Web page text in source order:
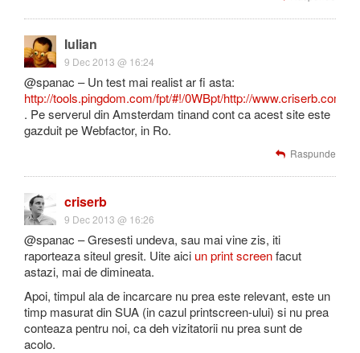
Iulian
9 Dec 2013 @ 16:24
@spanac – Un test mai realist ar fi asta:
http://tools.pingdom.com/fpt/#!/0WBpt/http://www.criserb.com/
. Pe serverul din Amsterdam tinand cont ca acest site este
gazduit pe Webfactor, in Ro.
Raspunde
criserb
9 Dec 2013 @ 16:26
@spanac – Gresesti undeva, sau mai vine zis, iti
raporteaza siteul gresit. Uite aici un print screenfacut
astazi, mai de dimineata.
Apoi, timpul ala de incarcare nu prea este relevant, este un
timp masurat din SUA (in cazul printscreen-ului) si nu prea
conteaza pentru noi, ca deh vizitatorii nu prea sunt de
acolo.